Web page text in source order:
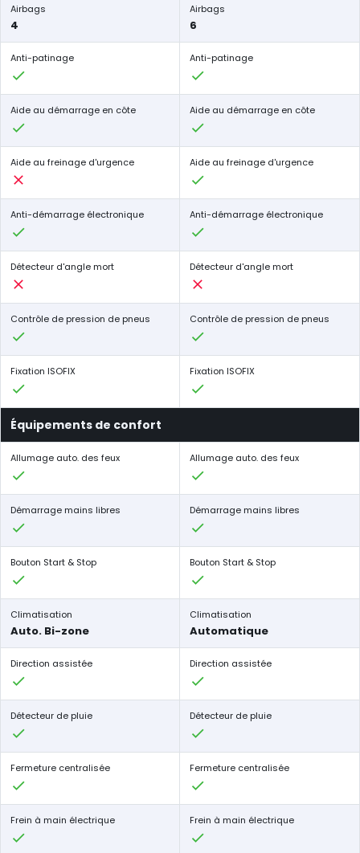
Airbags
4
Airbags
6
Anti-patinage Anti-patinage
Aide au démarrage en côte Aide au démarrage en côte
Aide au freinage d'urgence Aide au freinage d'urgence
Anti-démarrage électronique Anti-démarrage électronique
Détecteur d'angle mort Détecteur d'angle mort
Contrôle de pression de pneus Contrôle de pression de pneus
Fixation ISOFIX Fixation ISOFIX
Équipements de confort
Allumage auto. des feux Allumage auto. des feux
Démarrage mains libres Démarrage mains libres
Bouton Start & Stop Bouton Start & Stop
Climatisation
Auto. Bi-zone
Climatisation
Automatique
Direction assistée Direction assistée
Détecteur de pluie Détecteur de pluie
Fermeture centralisée Fermeture centralisée
Frein à main électrique Frein à main électrique